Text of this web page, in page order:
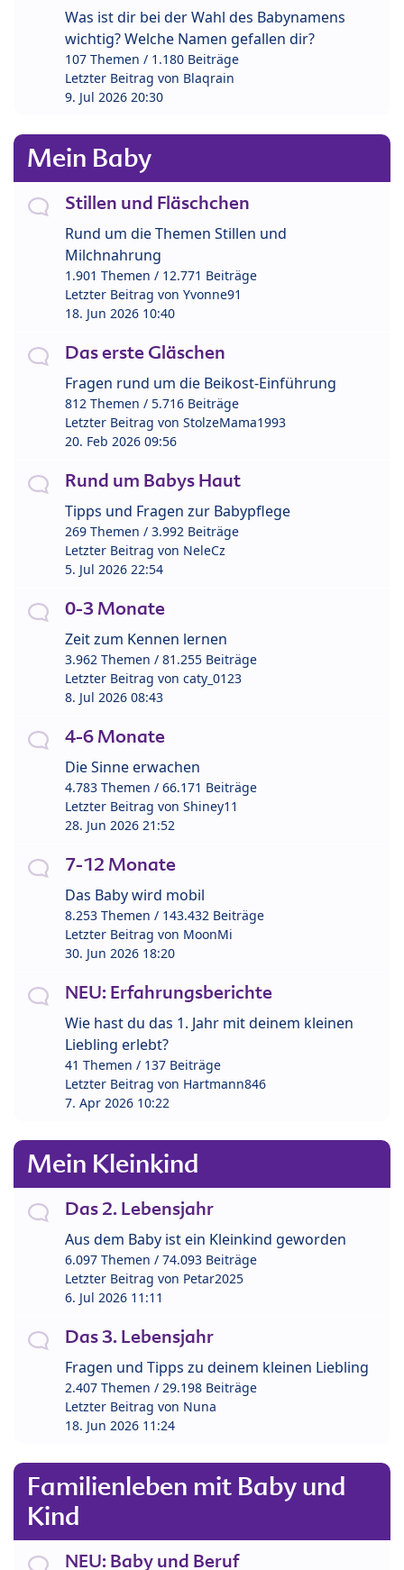
Was ist dir bei der Wahl des Babynamens
wichtig? Welche Namen gefallen dir?
107 Themen / 1.180 Beiträge
Letzter Beitrag von Blaqrain
9. Jul 2026 20:30
Mein Baby
Stillen und Fläschchen
Rund um die Themen Stillen und
Milchnahrung
1.901 Themen / 12.771 Beiträge
Letzter Beitrag von Yvonne91
18. Jun 2026 10:40
Das erste Gläschen
Fragen rund um die Beikost-Einführung
812 Themen / 5.716 Beiträge
Letzter Beitrag von StolzeMama1993
20. Feb 2026 09:56
Rund um Babys Haut
Tipps und Fragen zur Babypflege
269 Themen / 3.992 Beiträge
Letzter Beitrag von NeleCz
5. Jul 2026 22:54
0-3 Monate
Zeit zum Kennen lernen
3.962 Themen / 81.255 Beiträge
Letzter Beitrag von caty_0123
8. Jul 2026 08:43
4-6 Monate
Die Sinne erwachen
4.783 Themen / 66.171 Beiträge
Letzter Beitrag von Shiney11
28. Jun 2026 21:52
7-12 Monate
Das Baby wird mobil
8.253 Themen / 143.432 Beiträge
Letzter Beitrag von MoonMi
30. Jun 2026 18:20
NEU: Erfahrungsberichte
Wie hast du das 1. Jahr mit deinem kleinen
Liebling erlebt?
41 Themen / 137 Beiträge
Letzter Beitrag von Hartmann846
7. Apr 2026 10:22
Mein Kleinkind
Das 2. Lebensjahr
Aus dem Baby ist ein Kleinkind geworden
6.097 Themen / 74.093 Beiträge
Letzter Beitrag von Petar2025
6. Jul 2026 11:11
Das 3. Lebensjahr
Fragen und Tipps zu deinem kleinen Liebling
2.407 Themen / 29.198 Beiträge
Letzter Beitrag von Nuna
18. Jun 2026 11:24
Familienleben mit Baby und
Kind
NEU: Baby und Beruf